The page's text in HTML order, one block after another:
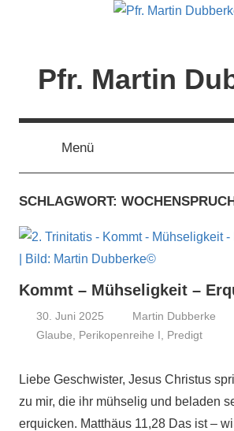
Pfr. Martin
Menü
SCHLAGWORT:
Kommt – Mühseligkeit –
30. Juni 2025
Martin Dubberke
Glaube
Perikopenreihe I Predigt
Liebe Geschwister, Jesus Christus
zu mir, die ihr mühselig und beladen
erquicken. Matthäus 11,28 Das ist –